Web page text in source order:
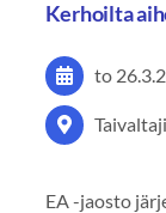
Kerhoilta
to
EA -jaosto